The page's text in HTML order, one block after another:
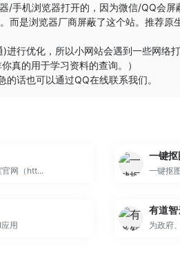
手机浏览器打开的，因为微信/QQ会屏
而是浏览器厂商屏蔽了这个站。推荐原
行优化，所以小网站会遇到一些网
真的用于学习资料的查询。）
话也可以通过QQ在线联系我们。
官网（htt...
一键抠
用
有道